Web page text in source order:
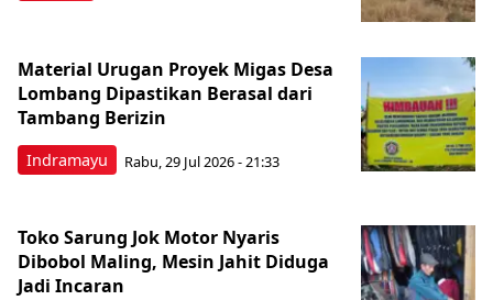
Indramayu
Material Urugan Proyek Migas Desa
Lombang Dipastikan Berasal dari
Tambang Berizin
Rabu, 29 Jul 2026 - 21:33
Toko Sarung Jok Motor Nyaris
Dibobol Maling, Mesin Jahit Diduga
Jadi Incaran